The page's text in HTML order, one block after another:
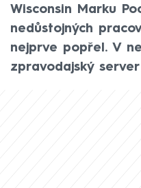
Wisconsin Marku
nedůstojných
nejprve popřel. V
zpravodajský server